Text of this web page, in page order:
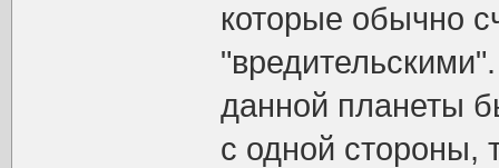
которые обычно
данной планеты
с одной стороны,